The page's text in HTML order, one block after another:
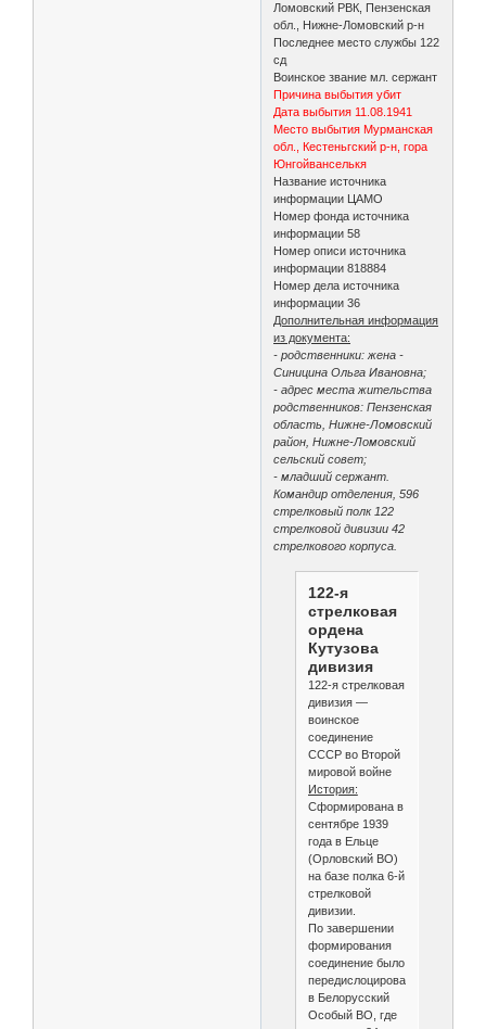
Ломовский РВК, Пензенская
обл., Нижне-Ломовский р-н
Последнее место службы 122
сд
Воинское звание мл. сержант
Причина выбытия убит
Дата выбытия 11.08.1941
Место выбытия Мурманская
обл., Кестеньгский р-н, гора
Юнгойванселькя
Название источника
информации ЦАМО
Номер фонда источника
информации 58
Номер описи источника
информации 818884
Номер дела источника
информации 36
Дополнительная информация
из документа:
- родственники: жена -
Синицина Ольга Ивановна;
- адрес места жительства
родственников: Пензенская
область, Нижне-Ломовский
район, Нижне-Ломовский
сельский совет;
- младший сержант.
Командир отделения, 596
стрелковый полк 122
стрелковой дивизии 42
стрелкового корпуса.
122-я
стрелковая
ордена
Кутузова
дивизия
122-я стрелковая
дивизия —
воинское
соединение
СССР во Второй
мировой войне
История:
Сформирована в
сентябре 1939
года в Ельце
(Орловский ВО)
на базе полка 6-й
стрелковой
дивизии.
По завершении
формирования
соединение было
передислоцировано
в Белорусский
Особый ВО, где